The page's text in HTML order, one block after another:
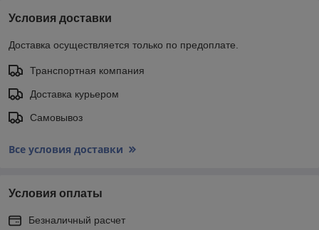
Условия доставки
Доставка осуществляется только по предоплате.
Транспортная компания
Доставка курьером
Самовывоз
Все условия доставки
Условия оплаты
Безналичный расчет